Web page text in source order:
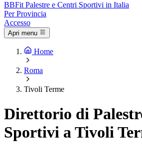
BBFit Palestre e Centri Sportivi in Italia
Per Provincia
Accesso
Apri menu
Home
Roma
Tivoli Terme
Direttorio di
Sportivi a Tivoli